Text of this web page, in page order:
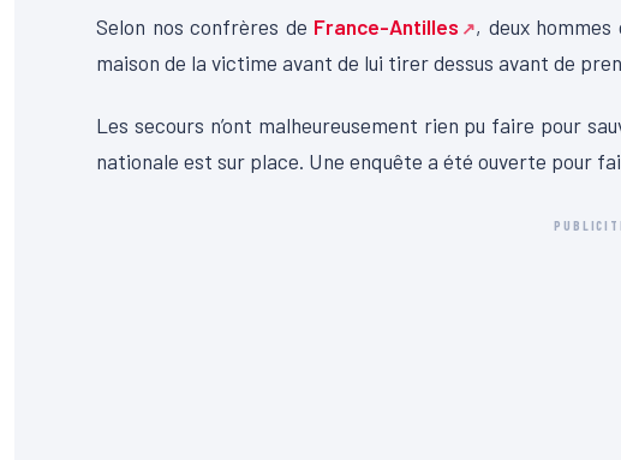
Selon nos confrères de France-Antilles
, deux
maison de la victime avant de lui tirer dessus avant de
Les secours n’ont malheureusement rien pu faire pour
nationale est sur place. Une enquête a été ouverte pour